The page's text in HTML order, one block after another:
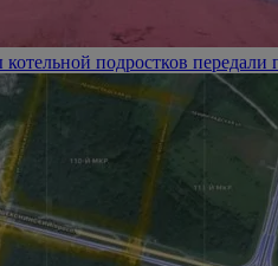
подростков передали